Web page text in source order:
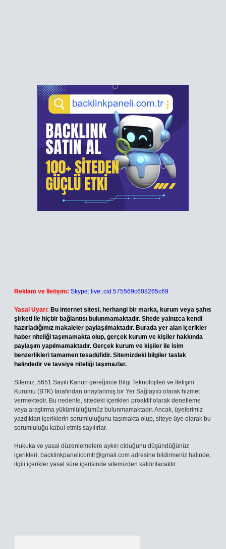
Reklam ve İletişim: Skype: live:.cid.575569c608265c69
Yasal Uyarı: Bu internet sitesi, herhangi bir marka, kurum veya şahıs
şirketi ile hiçbir bağlantısı bulunmamaktadır. Sitede yalnızca kendi
hazırladığımız makaleler paylaşılmaktadır. Burada yer alan içerikler
haber niteliği taşımamakta olup, gerçek kurum ve kişiler hakkında
paylaşım yapılmamaktadır. Gerçek kurum ve kişiler ile isim
benzerlikleri tamamen tesadüfidir. Sitemizdeki bilgiler taslak
halindedir ve tavsiye niteliği taşımazlar.
Sitemiz, 5651 Sayılı Kanun gereğince Bilgi Teknolojileri ve İletişim
Kurumu (BTK) tarafından onaylanmış bir Yer Sağlayıcı olarak hizmet
vermektedir. Bu nedenle, sitedeki içerikleri proaktif olarak denetleme
veya araştırma yükümlülüğümüz bulunmamaktadır. Ancak, üyelerimiz
yazdıkları içeriklerin sorumluluğunu taşımakta olup, siteye üye olarak bu
sorumluluğu kabul etmiş sayılırlar.
Hukuka ve yasal düzenlemelere aykırı olduğunu düşündüğünüz
içerikleri, backlinkpanelicomtr@gmail.com adresine bildirmeniz halinde,
ilgili içerikler yasal süre içerisinde sitemizden kaldırılacaktır.